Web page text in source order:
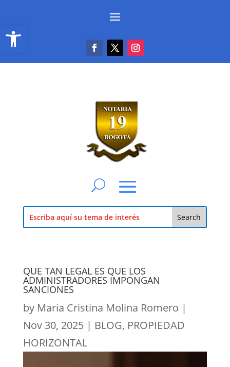
Abrir barra de herramientas
QUE TAN LEGAL ES QUE LOS
ADMINISTRADORES IMPONGAN
SANCIONES
by Maria Cristina Molina Romero |
Nov 30, 2025| BLOG, PROPIEDAD
HORIZONTAL